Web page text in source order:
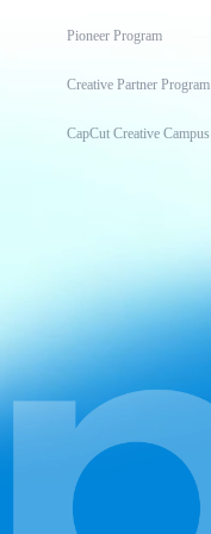
Pioneer Program
Creative Partner Program
CapCut Creative Campus